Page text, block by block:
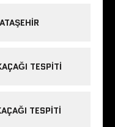
TESPITI
TESPITI